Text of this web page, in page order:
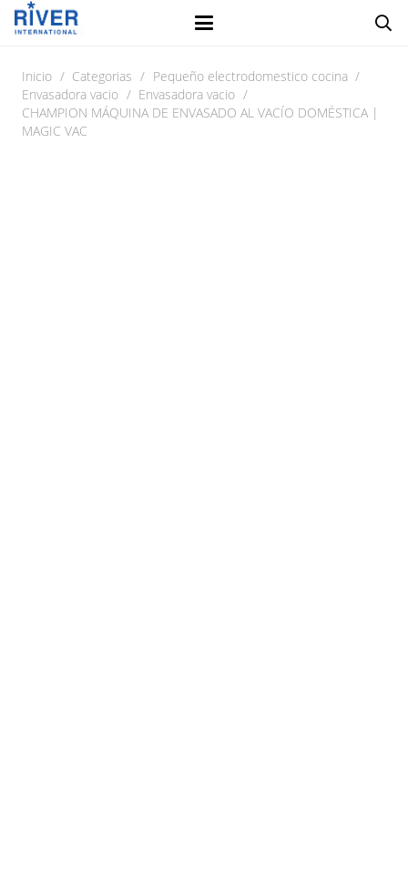
Inicio / Categorias / Pequeño electrodomestico cocina /
Envasadora vacio / Envasadora vacio /
CHAMPION MÁQUINA DE ENVASADO AL VACÍO DOMÉSTICA |
MAGIC VAC